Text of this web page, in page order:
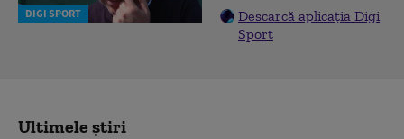
DIGI SPORT
Descarcă aplicația Digi
Sport
Ultimele știri